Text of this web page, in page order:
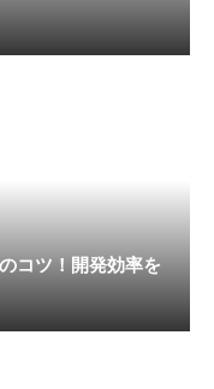
コツ！開発効率を